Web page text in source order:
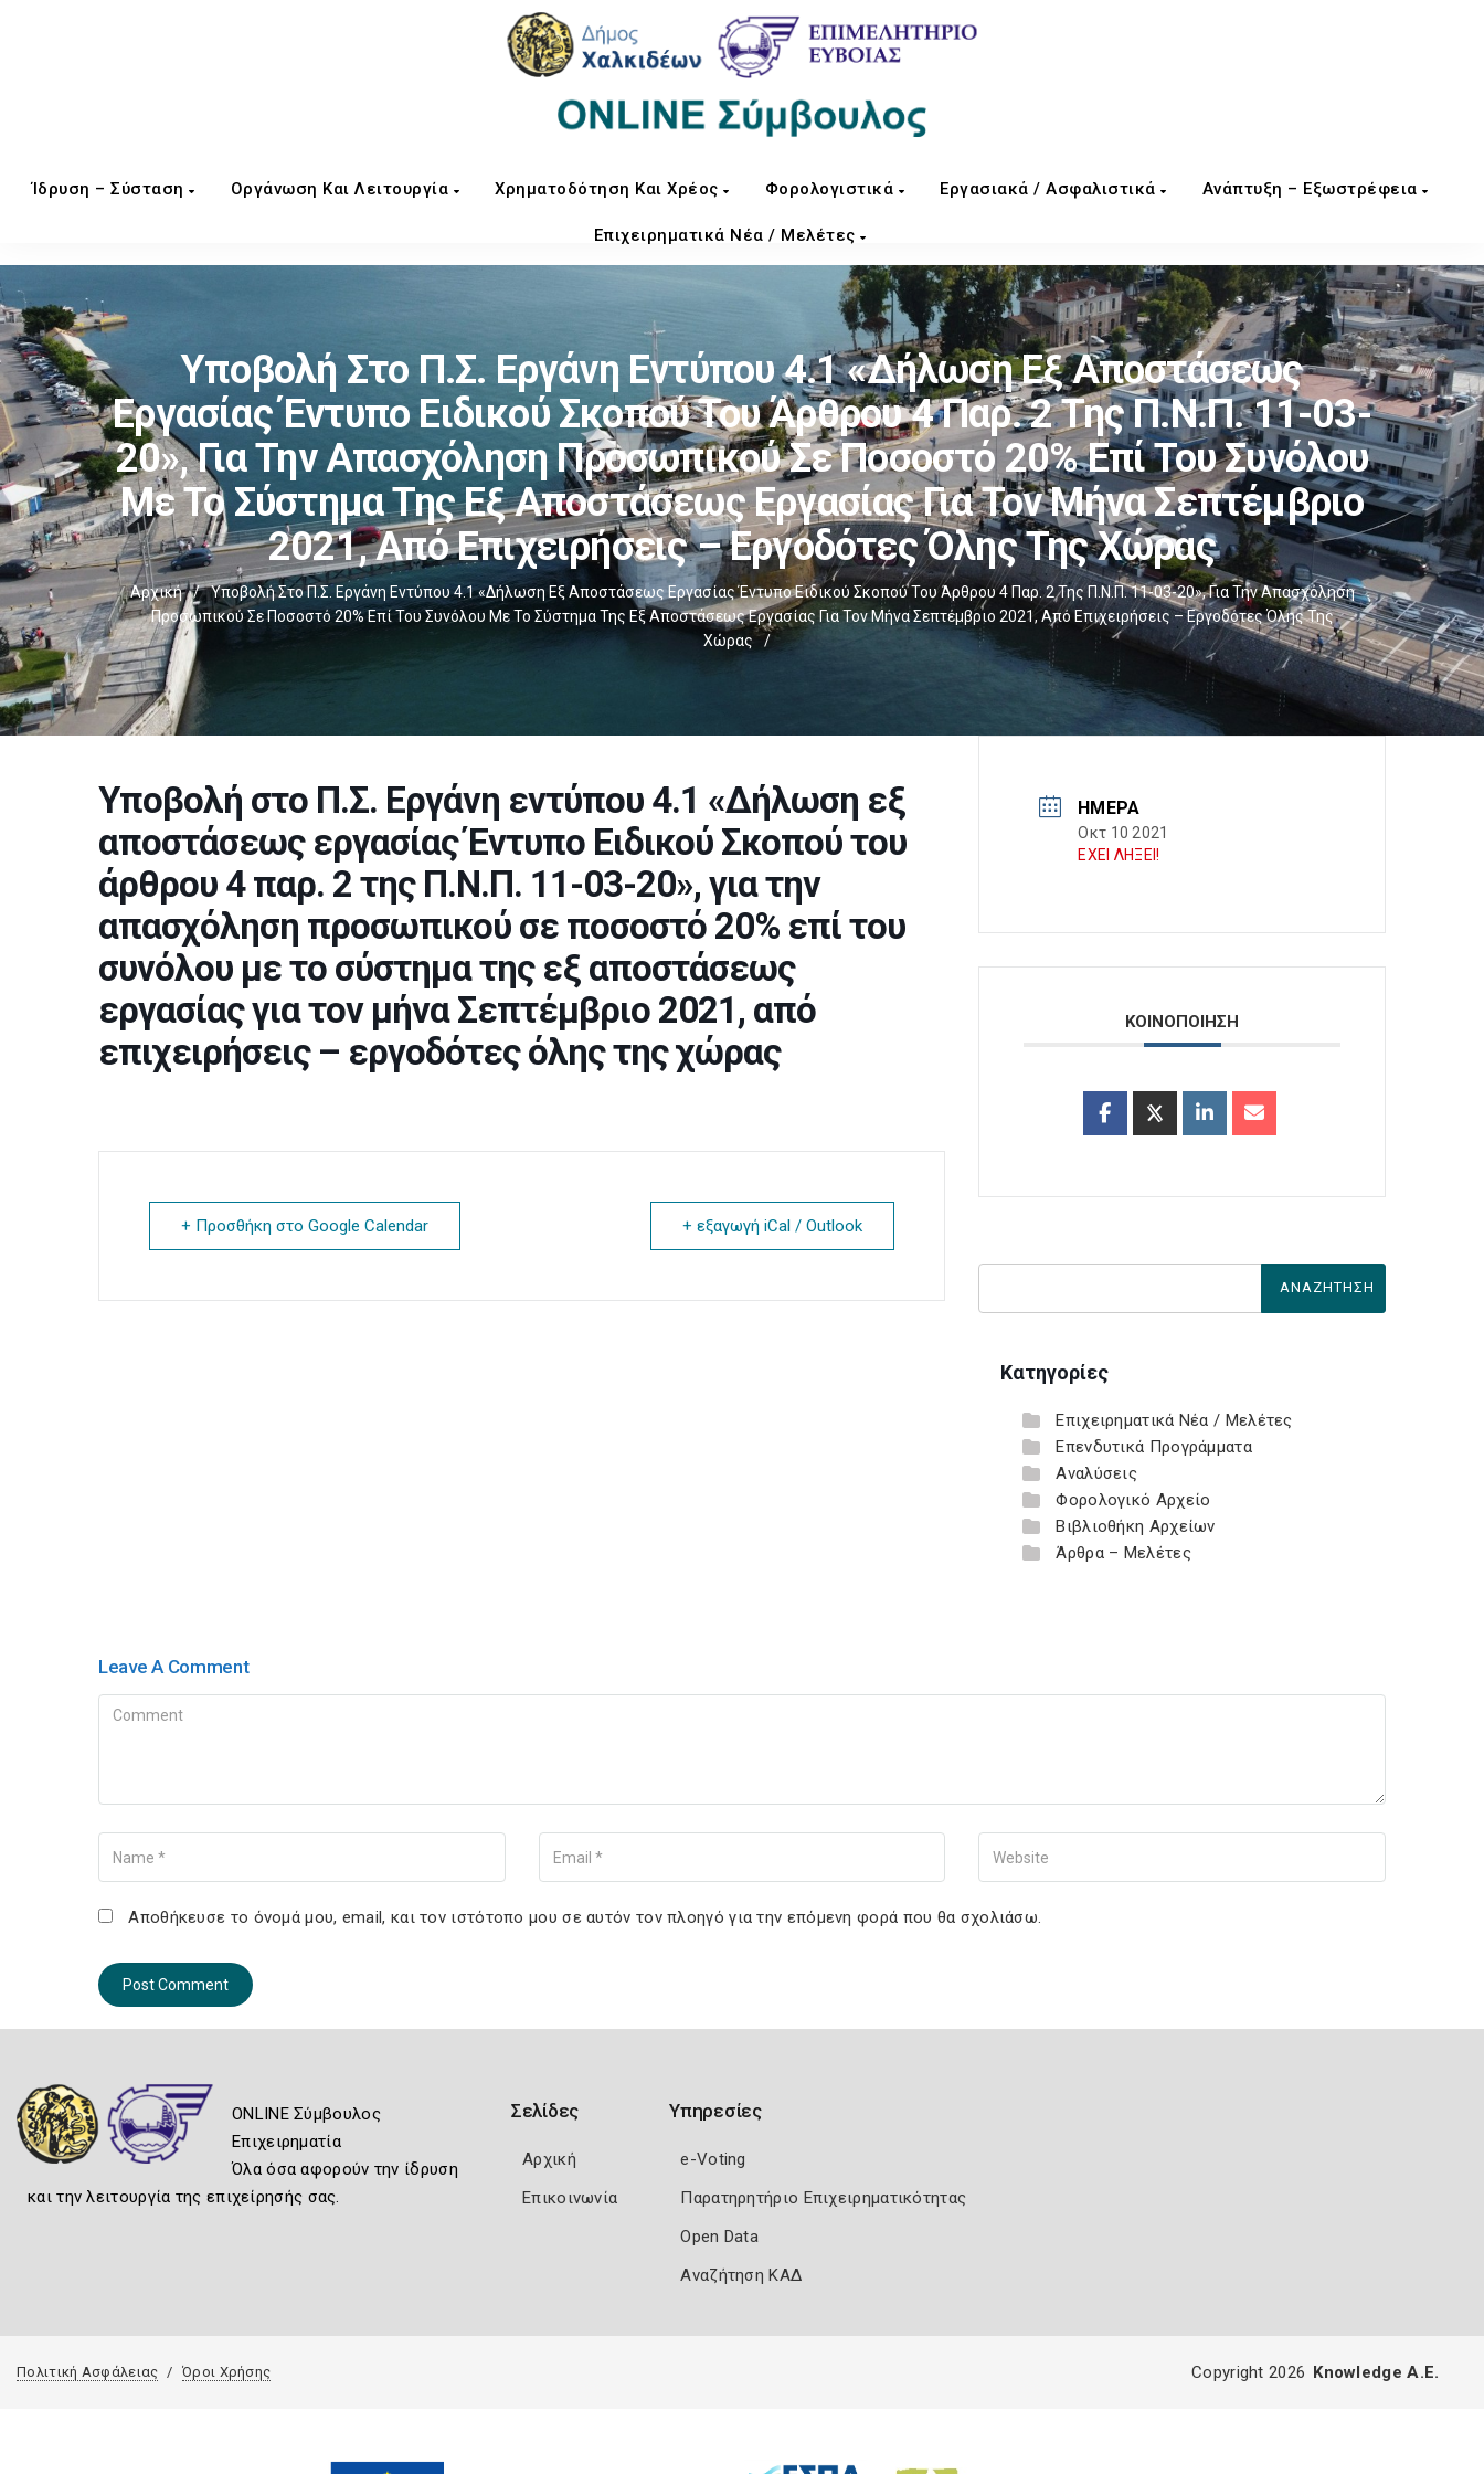
Ίδρυση – Σύσταση Οργάνωση Και Λειτουργία Χρηματοδότηση Και Χρέος Φορολογιστικά Εργασιακά / Ασφαλιστικά Ανάπτυξη – Εξωστρέφεια
Επιχειρηματικά Νέα / Μελέτες
Υποβολή Στο Π.Σ. Εργάνη Εντύπου 4.1 «Δήλωση Εξ Αποστάσεως
Εργασίας Έντυπο Ειδικού Σκοπού Του Άρθρου 4 Παρ. 2 Της Π.Ν.Π. 11-03-
20», Για Την Απασχόληση Προσωπικού Σε Ποσοστό 20% Επί Του Συνόλου
Με Το Σύστημα Της Εξ Αποστάσεως Εργασίας Για Τον Μήνα Σεπτέμβριο
2021, Από Επιχειρήσεις – Εργοδότες Όλης Της Χώρας
Αρχική /
Υποβολή Στο Π.Σ. Εργάνη Εντύπου 4.1 «Δήλωση Εξ Αποστάσεως Εργασίας Έντυπο Ειδικού Σκοπού Του Άρθρου 4 Παρ. 2 Της Π.Ν.Π. 11-03-20», Για Την Απασχόληση
Προσωπικού Σε Ποσοστό 20% Επί Του Συνόλου Με Το Σύστημα Της Εξ Αποστάσεως Εργασίας Για Τον Μήνα Σεπτέμβριο 2021, Από Επιχειρήσεις – Εργοδότες Όλης Της
Χώρας
/
Υποβολή στο Π.Σ. Εργάνη εντύπου 4.1 «Δήλωση εξ
αποστάσεως εργασίας Έντυπο Ειδικού Σκοπού του
άρθρου 4 παρ. 2 της Π.Ν.Π. 11-03-20», για την
απασχόληση προσωπικού σε ποσοστό 20% επί του
συνόλου με το σύστημα της εξ αποστάσεως
εργασίας για τον μήνα Σεπτέμβριο 2021, από
επιχειρήσεις – εργοδότες όλης της χώρας
+ Προσθήκη στο Google Calendar + εξαγωγή iCal / Outlook
ΗΜΈΡΑ
Οκτ 10 2021
ΕΧΕΙ ΛΗΞΕΙ!
ΚΟΙΝΟΠΟΙΗΣΗ
Κατηγορίες
Επιχειρηματικά Νέα / Μελέτες
Επενδυτικά Προγράμματα
Αναλύσεις
Φορολογικό Αρχείο
Βιβλιοθήκη Αρχείων
Άρθρα – Μελέτες
Leave A Comment
Comment
Name Your Email Your Website
Αποθήκευσε το όνομά μου, email, και τον ιστότοπο μου σε αυτόν τον πλοηγό για την επόμενη φορά που θα σχολιάσω.
ONLINE Σύμβουλος
Επιχειρηματία
Όλα όσα αφορούν την ίδρυση
και την λειτουργία της επιχείρησής σας.
Σελίδες
Αρχική
Επικοινωνία
Υπηρεσίες
e-Voting
Παρατηρητήριο Επιχειρηματικότητας
Open Data
Αναζήτηση ΚΑΔ
Πολιτική Ασφάλειας Όροι Χρήσης Copyright 2026 Knowledge A.E.